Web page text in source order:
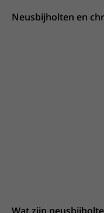
Neusbijholten en
Wat zijn